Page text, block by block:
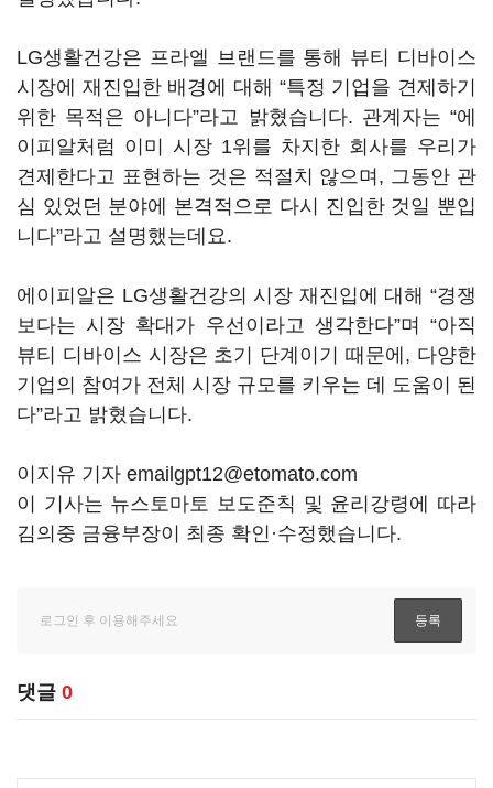
LG생활건강은 프라엘 브랜드를 통해 뷰티 디바이스
시장에 재진입한 배경에 대해 “특정 기업을 견제하기
위한 목적은 아니다”라고 밝혔습니다. 관계자는 “에
이피알처럼 이미 시장 1위를 차지한 회사를 우리가
견제한다고 표현하는 것은 적절치 않으며, 그동안 관
심 있었던 분야에 본격적으로 다시 진입한 것일 뿐입
니다”라고 설명했는데요.
에이피알은 LG생활건강의 시장 재진입에 대해 “경쟁
보다는 시장 확대가 우선이라고 생각한다”며 “아직
뷰티 디바이스 시장은 초기 단계이기 때문에, 다양한
기업의 참여가 전체 시장 규모를 키우는 데 도움이 된
다”라고 밝혔습니다.
이지유 기자 emailgpt12@etomato.com
이 기사는 뉴스토마토 보도준칙 및 윤리강령에 따라
김의중 금융부장이 최종 확인·수정했습니다.
댓글 0